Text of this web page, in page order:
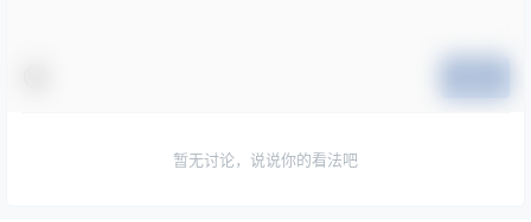
暂无讨论，说说你的看法吧